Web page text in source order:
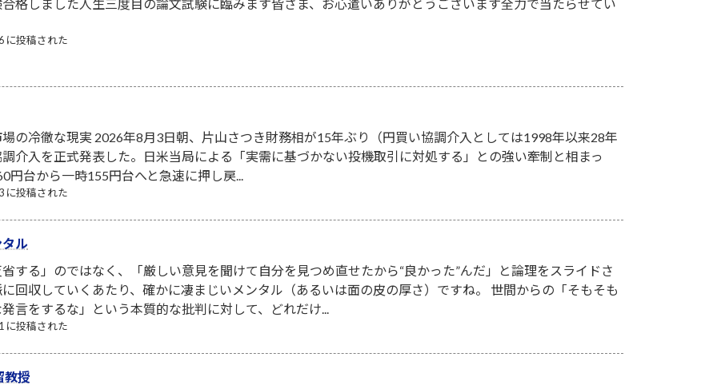
格しました人生三度目の論文試験に臨みます皆さま、お心遣いありがとうございます全力で当たらせてい
に投稿された
の冷徹な現実 2026年8月3日朝、片山さつき財務相が15年ぶり（円買い協調介入としては1998年以来28年
介入を正式発表した。日米当局による「実需に基づかない投機取引に対処する」との強い牽制と相まっ
円台から一時155円台へと急速に押し戻...
に投稿された
ル
する」のではなく、「厳しい意見を聞けて自分を見つめ直せたから“良かった”んだ」と論理をスライドさ
回収していくあたり、確かに凄まじいメンタル（あるいは面の皮の厚さ）ですね。 世間からの「そもそも
言をするな」という本質的な批判に対して、どれだけ...
に投稿された
教授